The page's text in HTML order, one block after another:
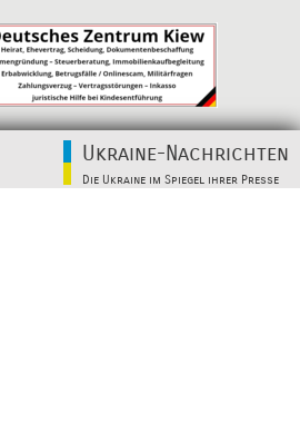
Ukraine-Nachrichten
Die Ukraine im Spiegel ihrer Presse